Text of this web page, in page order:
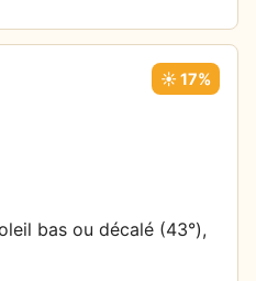
☀️ 17%
bas ou décalé (43°),